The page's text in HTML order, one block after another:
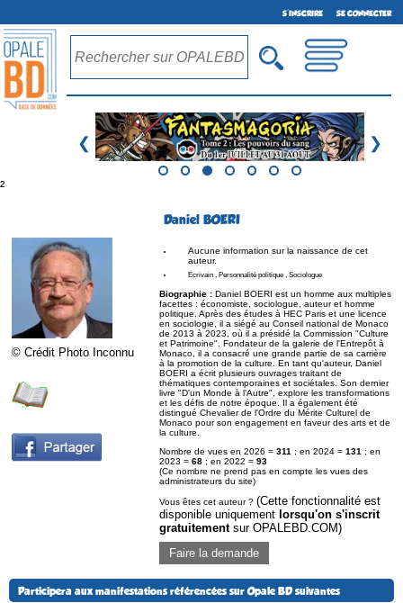
S'INSCRIRE SE CONNECTER
❮ ❯
²
Daniel BOERI
© Crédit Photo Inconnu
Aucune information sur la naissance de cet
auteur.
Ecrivain , Personnalité politique , Sociologue
Biographie : Daniel BOERI est un homme aux multiples
facettes : économiste, sociologue, auteur et homme
politique. Après des études à HEC Paris et une licence
en sociologie, il a siégé au Conseil national de Monaco
de 2013 à 2023, où il a présidé la Commission "Culture
et Patrimoine". Fondateur de la galerie de l'Entrepôt à
Monaco, il a consacré une grande partie de sa carrière
à la promotion de la culture. En tant qu'auteur, Daniel
BOERI a écrit plusieurs ouvrages traitant de
thématiques contemporaines et sociétales. Son dernier
livre "D'un Monde à l'Autre", explore les transformations
et les défis de notre époque. Il a également été
distingué Chevalier de l'Ordre du Mérite Culturel de
Monaco pour son engagement en faveur des arts et de
la culture.
Nombre de vues en 2026 = 311 ; en 2024 = 131 ; en
2023 = 68 ; en 2022 = 93
(Ce nombre ne prend pas en compte les vues des
administrateurs du site)
Vous êtes cet auteur ? (Cette fonctionnalité est
disponible uniquement lorsqu'on s'inscrit
gratuitementsur OPALEBD.COM)
Faire la demande
Participera aux manifestations référencées sur Opale BD suivantes